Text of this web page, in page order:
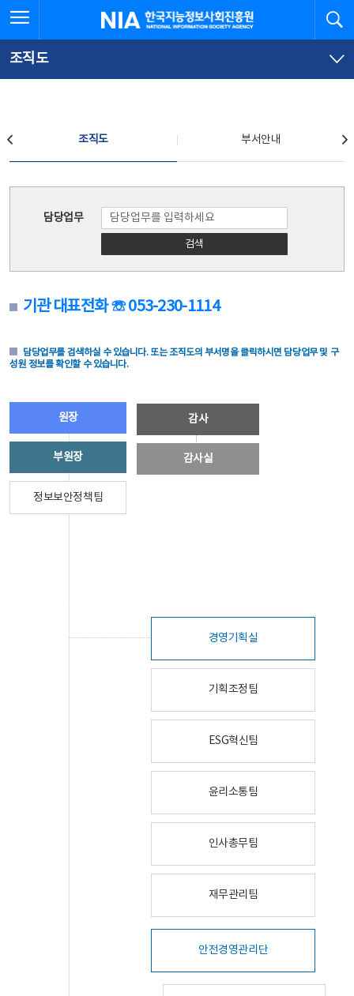
문
로
가
체
뉴
바
가
한국지능정보사회진흥원
조직도
조직도 부서안내
담당업무
검색
기관 대표전화 ☏ 053-230-1114
담당업무를 검색하실 수 있습니다. 또는 조직도의 부서명을 클릭하시면 담당업무 및 구
성원 정보를 확인할 수 있습니다.
원장
부원장
정보보안정책팀
감사
감사실
경영기획실
기획조정팀
ESG혁신팀
윤리소통팀
인사총무팀
재무관리팀
안전경영관리단